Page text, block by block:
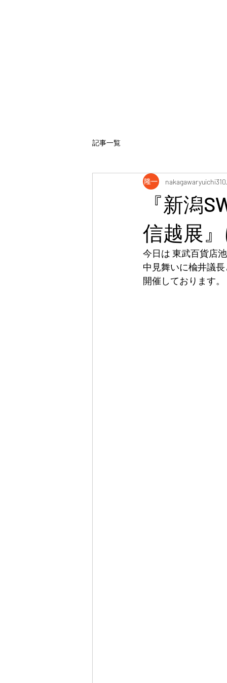
記事一覧
『新潟
信越展
nakagawaryuichi310
今日は 東武百貨店
中見舞いに楡井議
開催しております。